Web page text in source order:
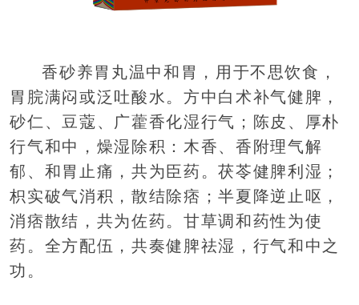
香砂养胃丸温中和胃，用于不思饮食，
胃脘满闷或泛吐酸水。方中白术补气健脾，
砂仁、豆蔻、广藿香化湿行气；陈皮、厚朴
行气和中，燥湿除积：木香、香附理气解
郁、和胃止痛，共为臣药。茯苓健脾利湿；
枳实破气消积，散结除痞；半夏降逆止呕，
消痞散结，共为佐药。甘草调和药性为使
药。全方配伍，共奏健脾祛湿，行气和中之
功。